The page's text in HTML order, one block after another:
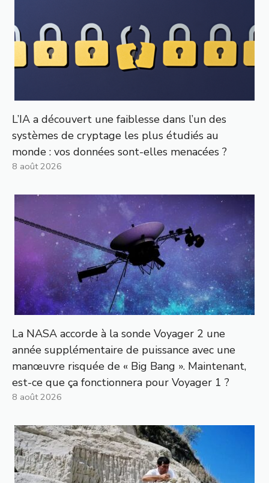
L’IA a découvert une faiblesse dans l’un des
systèmes de cryptage les plus étudiés au
monde : vos données sont-elles menacées ?
8 août 2026
La NASA accorde à la sonde Voyager 2 une
année supplémentaire de puissance avec une
manœuvre risquée de « Big Bang ». Maintenant,
est-ce que ça fonctionnera pour Voyager 1 ?
8 août 2026